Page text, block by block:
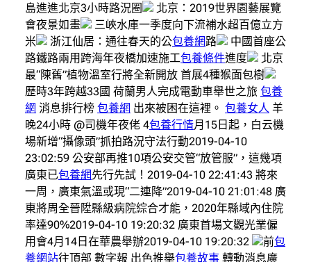
島進進北京3小時路況圈
北京：2019世界園藝展覽
會夜景如畫
三峽水庫一季度向下流補水超百億立方
米
浙江仙居：通往春天的公包養網路
中國首座公
路鐵路兩用跨海年夜橋加速施工包養條件進度
北京
最“陳舊”植物溫室行將全新開放 首展4種猴面包樹
歷時3年跨越33國 荷蘭男人完成電動車舉世之旅 包養
網 消息排行榜 包養網 出來被困在這裡。 包養女人 羊
晚24小時 @司機年夜佬 4包養行情月15日起，白云機
場新增“攝像頭”抓拍路況守法行動2019-04-10
23:02:59 公安部再推10項公安交管“放管服”，這幾項
廣東已包養網先行先試！2019-04-10 22:41:43 將來
一周，廣東氣溫或現“二連降”2019-04-10 21:01:48 廣
東將周全晉陞縣級病院綜合才能，2020年縣域內住院
率達90%2019-04-10 19:20:32 廣東首場文觀光業僱
用會4月14日在華農舉辦2019-04-10 19:20:32
前包
養網站往頂部 數字報 出色推舉包養故事 轉動消息廣